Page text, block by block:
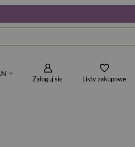
Zaloguj się Listy zakupowe